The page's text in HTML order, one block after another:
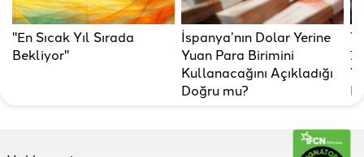
"En Sıcak Yıl Sırada
Bekliyor"
İspanya’nın Dolar Yerine
Yuan Para Birimini
Kullanacağını Açıkladığı
Doğru mu?